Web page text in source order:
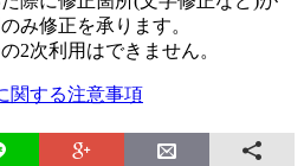
み修正を承ります。
2次利用はできません。
する注意事項